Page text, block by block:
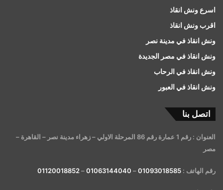
اسرع ونش انقاذ
اقرب ونش انقاذ
ونش انقاذ في مدينة نصر
ونش انقاذ في مصر الجديدة
ونش انقاذ في الرحاب
ونش انقاذ في العبور
اتصل بنا
العنوان : رقم 1 عمارة رقم 86 المرحلة الاولي – زهراء مدينة نصر – القاهرة –
مصر
رقم الهاتف : 01093018585
–
01063144040
–
01120018852